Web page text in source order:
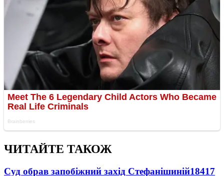
ЧИТАЙТЕ ТАКОЖ
Суд обрав запобіжний захід Стефанішиній18417